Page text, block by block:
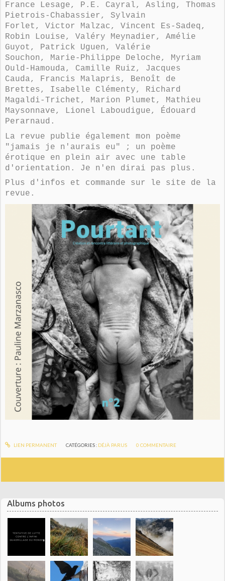
Albums photos
France Lesage, P.E. Cayral, Asling, Thomas
Pietrois-Chabassier, Sylvain
Forlet, Victor Malzac, Vincent Es-Sadeq,
Robin Louise, Valéry Meynadier, Amélie
Guyot, Patrick Uguen, Valérie
Souchon, Marie-Philippe Deloche, Myriam
Ould-Hamouda, Camille Ruiz, Jacques
Cauda, Francis Malapris, Benoît de
Brettes, Isabelle Clémenty, Richard
Magaldi-Trichet, Marion Plumet, Mathieu
Maysonnave, Lionel Laboudigue, Édouard
Perarnaud.
La revue publie également mon poème
"jamais je n'aurais eu" ; un poème
érotique en plein air avec une table
d'orientation. Je n'en dirai pas plus.
Plus d'infos et commande sur le site de la
revue.
LIEN PERMANENT CATÉGORIES : DÉJÀ PARUS 0 COMMENTAIRE